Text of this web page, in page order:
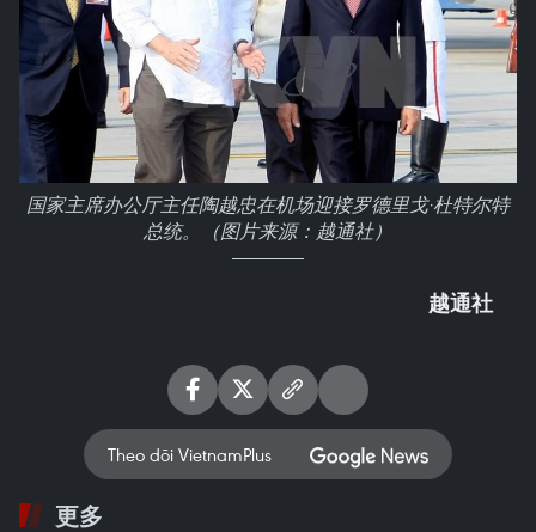
国家主席办公厅主任陶越忠在机场迎接罗德里戈·杜特尔特
总统。（图片来源：越通社）
越通社
Theo dõi VietnamPlus
更多